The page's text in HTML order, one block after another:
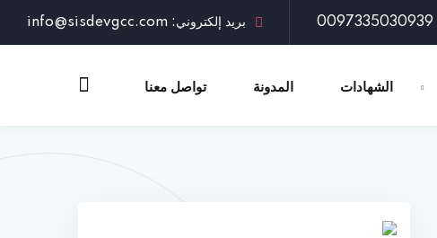
بريد إلكتروني: info@sisdevgcc.com
الشهادات المدونة تواصل معنا